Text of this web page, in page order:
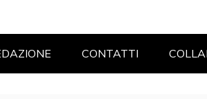
CONTATTI